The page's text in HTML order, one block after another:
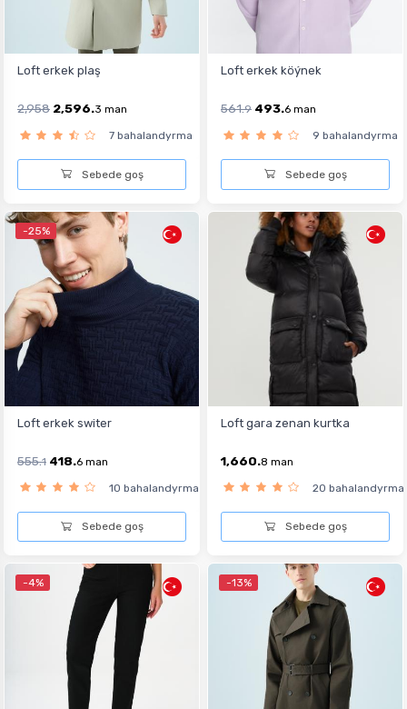
Loft erkek plaş
2,958 2,596.3 man
7 bahalandyrma
Sebede goş
Loft erkek köýnek
561.9 493.6 man
9 bahalandyrma
Sebede goş
-25%
Loft erkek switer
555.1 418.6 man
10 bahalandyrma
Sebede goş
Loft gara zenan kurtka
1,660.8 man
20 bahalandyrma
Sebede goş
-4% -13%